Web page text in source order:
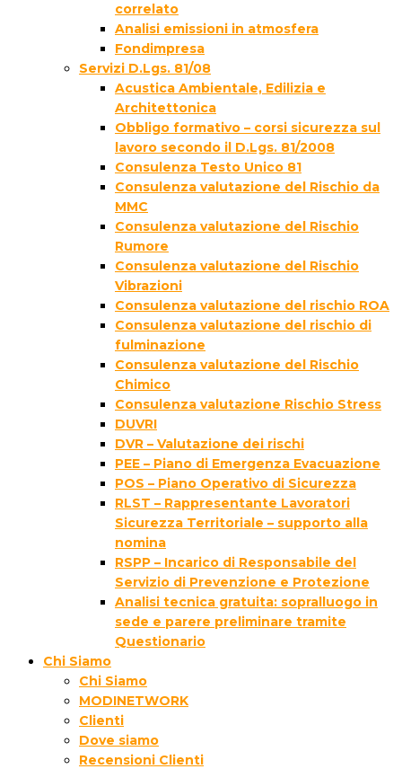
correlato
Analisi emissioni in atmosfera
Fondimpresa
Servizi D.Lgs. 81/08
Acustica Ambientale, Edilizia e
Architettonica
Obbligo formativo – corsi sicurezza sul
lavoro secondo il D.Lgs. 81/2008
Consulenza Testo Unico 81
Consulenza valutazione del Rischio da
MMC
Consulenza valutazione del Rischio
Rumore
Consulenza valutazione del Rischio
Vibrazioni
Consulenza valutazione del rischio ROA
Consulenza valutazione del rischio di
fulminazione
Consulenza valutazione del Rischio
Chimico
Consulenza valutazione Rischio Stress
DUVRI
DVR – Valutazione dei rischi
PEE – Piano di Emergenza Evacuazione
POS – Piano Operativo di Sicurezza
RLST – Rappresentante Lavoratori
Sicurezza Territoriale – supporto alla
nomina
RSPP – Incarico di Responsabile del
Servizio di Prevenzione e Protezione
Analisi tecnica gratuita: sopralluogo in
sede e parere preliminare tramite
Questionario
Chi Siamo
Chi Siamo
MODINETWORK
Clienti
Dove siamo
Recensioni Clienti